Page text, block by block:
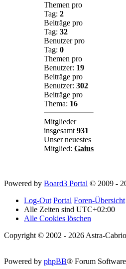
Themen pro
Tag: 2
Beiträge pro
Tag: 32
Benutzer pro
Tag: 0
Themen pro
Benutzer: 19
Beiträge pro
Benutzer: 302
Beiträge pro
Thema: 16
Mitglieder
insgesamt931
Unser neuestes
Mitglied: Gaius
Powered by Board3 Portal © 2009 -
Log-Out Portal Foren-Übersicht
Alle Zeiten sind UTC+02:00
Alle Cookies löschen
Copyright © 2002 - 2026 Astra-
Powered by phpBB® Forum